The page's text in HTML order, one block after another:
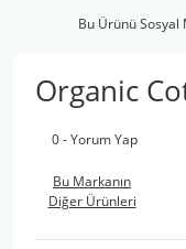
Bu Ürünü Sosyal
Organic
0 - Yorum Yap
Bu Markanın
Diğer Ürünleri